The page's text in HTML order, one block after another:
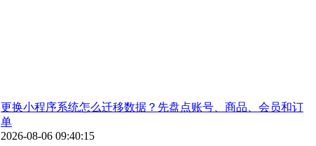
更换小程序系统怎么迁移数据？先盘点账号、商品、会员和订
单
2026-08-06 09:40:15